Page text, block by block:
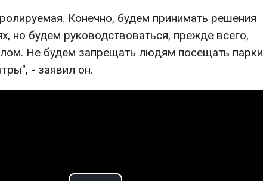
Конечно, будем принимать решения
но будем руководствоваться, прежде всего,
Не будем запрещать людям посещать парки
- заявил он.